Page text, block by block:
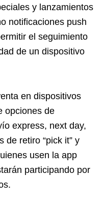
y lanzamientos
notificaciones push
el seguimiento
de un dispositivo
en dispositivos
opciones de
express, next day,
de retiro “pick it” y
usen la app
participando por